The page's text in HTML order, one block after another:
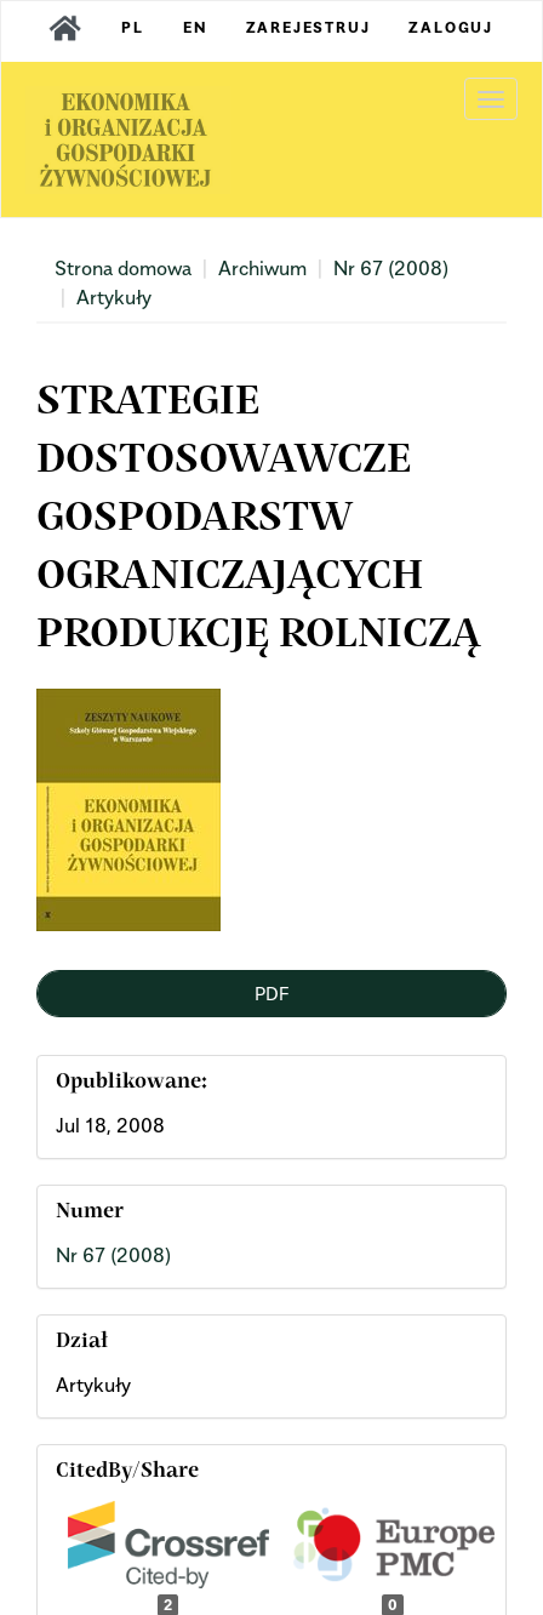
Main
Navigation
Content
Sidebar
PL EN ZAREJESTRUJ ZALOGUJ
Strona domowa Archiwum
Nr 67 (2008)
Artykuły
STRATEGIE
DOSTOSOWAWCZE
GOSPODARSTW
OGRANICZAJĄCYCH
PRODUKCJĘ ROLNICZĄ
Article
Sidebar
PDF
Opublikowane:
Jul 18, 2008
Numer
Nr 67 (2008)
Dział
Artykuły
CitedBy/Share
2 0